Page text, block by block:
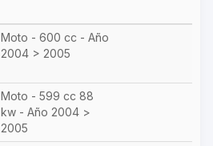
Moto - 600 cc - Año
2004 > 2005
Moto - 599 cc 88
kw - Año 2004 >
2005